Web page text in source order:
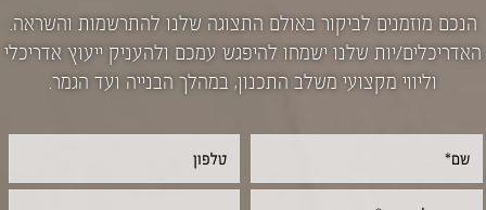
הנכם מוזמנים לביקור באולם התצוגה שלנו להתרשמות והשראה.
האדריכלים/יות שלנו ישמחו להיפגש עמכם ולהעניק ייעוץ אדריכלי
וליווי מקצועי משלב התכנון, במהלך הבנייה ועד הגמר.